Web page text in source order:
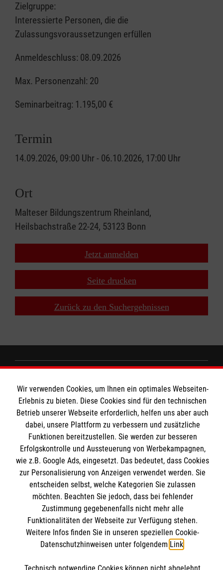
Zielgruppe:
Interessierte Personen, die die
Zulassungsvoraussetzungen erfüllen
Anmeldeschluss: 08.09.2026
Max. Personenzahl: 20
Seminarbeitrag: 1.195,00 €
Termin
14.09.2026, 09:00 Uhr - 06.10.2026, 17:00 Uhr
Ort
Malteser Bildungszentrum Rheinland,
Heilsbachstraße 22-24, 53123 Bonn
Jetzt anmelden
Seite drucken
Zurück zu den Suchergebnissen
Spenden und Helfen
Angebote und Leistungen
Unsere Kurse
Mitarbeiten
Wir Malteser
Informationen
Downloads
Impressum
Datenschutz
Malteser online
Malteserorden
Malteser Jugend
Wir verwenden Cookies, um Ihnen ein optimales Webseiten-
Erlebnis zu bieten. Diese Cookies sind für den technischen
Betrieb unserer Webseite erforderlich, helfen uns aber auch
dabei, unsere Plattform zu verbessern und zusätzliche
Funktionen bereitzustellen. Sie werden zur besseren
Erfolgskontrolle und Aussteuerung von Werbekampagnen,
wie z.B. Google Ads, eingesetzt. Das bedeutet, dass Cookies
zur Personalisierung von Anzeigen verwendet werden. Sie
entscheiden selbst, welche Kategorien Sie zulassen
möchten. Beachten Sie jedoch, dass bei fehlender
Zustimmung gegebenenfalls nicht mehr alle
Funktionalitäten der Webseite zur Verfügung stehen.
Weitere Infos finden Sie in unseren speziellen Cookie-
Datenschutzhinweisen unter folgendem Link.